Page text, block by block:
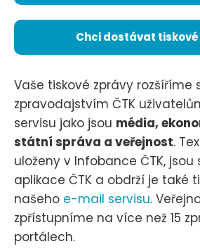
Chci dostávat
Vaše tiskové zprávy rozšíříme
zpravodajstvím ČTK
servisu jako jsou média,
státní správa a veřejnost.
uloženy v Infobance ČTK,
aplikace ČTK a obdrží je také
našeho e-mail servisu.
zpřístupníme na více než 15
portálech.